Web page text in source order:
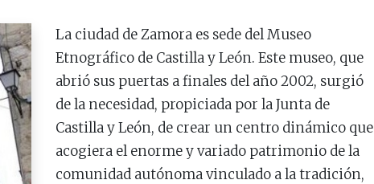
La ciudad de Zamora es sede del Museo
Etnográfico de Castilla y León. Este museo, que
abrió sus puertas a finales del año 2002, surgió
de la necesidad, propiciada por la Junta de
Castilla y León, de crear un centro dinámico que
acogiera el enorme y variado patrimonio de la
comunidad autónoma vinculado a la tradición,